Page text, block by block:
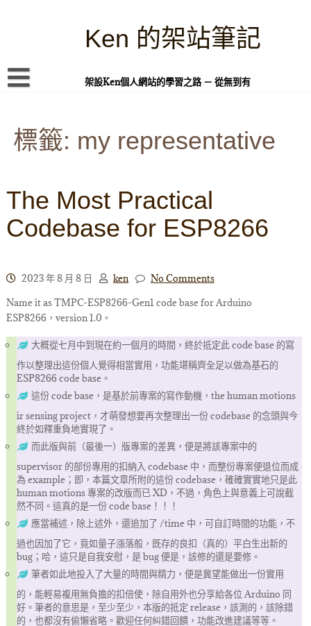
Ken 的架站筆記
架設Ken個人網站的學習之路 － 從無到有
本站簡介
PHP 語言
標籤: my representative
The Most Practical
Codebase for ESP8266
2023 年 8 月 8 日 ken
No Comments
Name it as TMPC-ESP8266-Gen1 code base for Arduino
ESP8266，version 1.0。
大概從七月中到現在約一個月的時間，終於抵定此 code base 的寫
作以整理出這份個人覺得相當實用，功能堪稱齊全足以做為基石的
ESP8266 code base。
這份 code base，是基於前專案的寫作動機，the human motions
ir sensing project，才萌發想要再次整理出一份 codebase 的念頭與今
終於如釋重負地實現了。
而此版與前（最後一）版專案的差異，便是將該專案中的
supervisor 的部份專用的扣納入 codebase 中，而整份專案便退位而成
為 example；即，本篇文章所附的這份 codebase，確確實實地只是此
human motions 專案的改版而已 XD，不過，角色上與意義上可說截
然不同。這真的是一份 code base！！！
應當補述，除上述外，還追加了 /time 中，可自訂時間的功能，不
過也因加了它，竟如量子漲落般，既存的良扣（真的）平白生出新的
bug；哈，這只是自我安慰，是 bug 便是，該修的還是要修。
筆者如此地投入了大量的時間與精力，便是冀望能做出一份實用
的，能輕易複用無負擔的扣倍使，除自用外也分享給各位 Arduino 同
好。筆者的意思是，至少至少，本版的抵定 release，該測的，該除錯
的，也都沒有偷懶省略。歡迎任何糾錯回饋，功能改進建議等等。